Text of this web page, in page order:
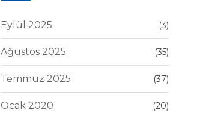
Eylül 2025 (3)
Ağustos 2025 (35)
Temmuz 2025 (37)
Ocak 2020 (20)